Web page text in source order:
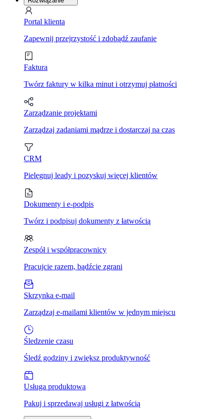
Portal klienta
Zapewnij przejrzystość i zdobądź zaufanie
Faktura
Twórz faktury w kilka minut i otrzymuj płatności
Zarządzanie projektami
Zarządzaj zadaniami mądrze i dostarczaj na czas
CRM
Pielęgnuj leady i pozyskuj więcej klientów
Dokumenty i e-podpis
Twórz i podpisuj dokumenty z łatwością
Zespół i współpracownicy
Pracujcie razem, bądźcie zgrani
Skrzynka e-mail
Zarządzaj e-mailami klientów w jednym miejscu
Śledzenie czasu
Śledź godziny i zwiększ produktywność
Usługa produktowa
Pakuj i sprzedawaj usługi z łatwością